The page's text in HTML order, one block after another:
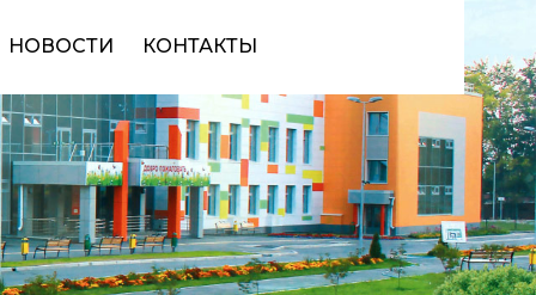
НОВОСТИ КОНТАКТЫ